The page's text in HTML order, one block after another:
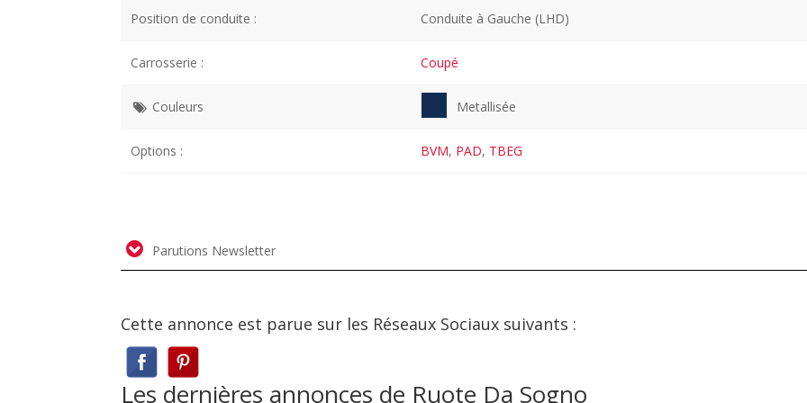
Position de conduite : Conduite à Gauche (LHD)
Carrosserie : Coupé
Couleurs Metallisée
Options : BVM, PAD, TBEG
Parutions Newsletter
Cette annonce est parue sur les Réseaux Sociaux suivants :
Les dernières annonces de Ruote Da Sogno